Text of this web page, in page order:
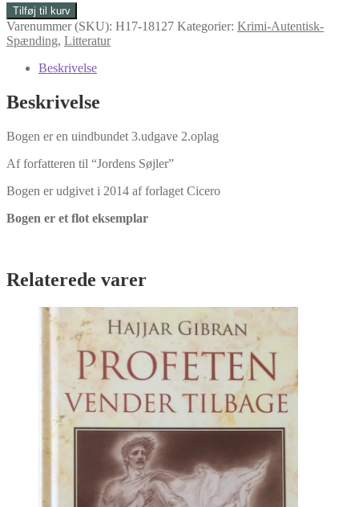
kr. 40.00.
Guds
næve
af
Ken
Follett
Tilføj til kurv
Varenummer (SKU): H17-18127 Kategorier: Krimi-Autentisk-
Spænding, Litteratur
Beskrivelse
Beskrivelse
Bogen er en uindbundet 3.udgave 2.oplag
Af forfatteren til “Jordens Søjler”
Bogen er udgivet i 2014 af forlaget Cicero
Bogen er et flot eksemplar
Relaterede varer